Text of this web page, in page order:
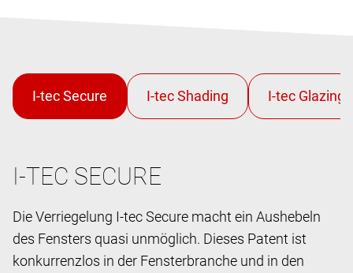
I-TEC SECURE
Die Verriegelung I-tec Secure macht ein Aushebeln
des Fensters quasi unmöglich. Dieses Patent ist
konkurrenzlos in der Fensterbranche und in den